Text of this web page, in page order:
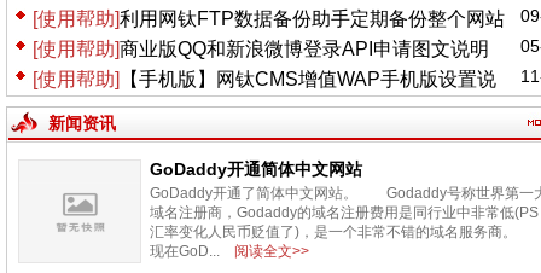
[使用帮助]利用网钛FTP数据备份助手定期备份整个网站
[使用帮助]商业版QQ和新浪微博登录API申请图文说明
[使用帮助] 【手机版】网钛CMS增值WAP手机版设置说
明新闻资讯
GoDaddy开通简体中文网站
GoDaddy开通了简体中文网站。 Godaddy号称世界第一
域名注册商，Godaddy的域名注册费用是同行业中非常低
汇率变化人民币贬值了)，是一个非常不错的域名服务商
现在GoD...
阅读全文>>